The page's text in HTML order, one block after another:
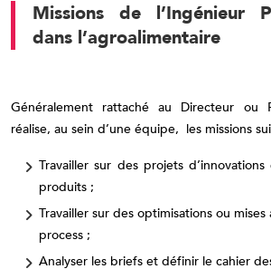
Missions de l’Ingénieur
dans l’agroalimentaire
Généralement rattaché au Directeur ou
réalise, au sein d’une équipe, les missions
Travailler sur des projets
produits ;
Travailler sur des optimisations ou
process ;
Analyser les briefs et définir le cahier